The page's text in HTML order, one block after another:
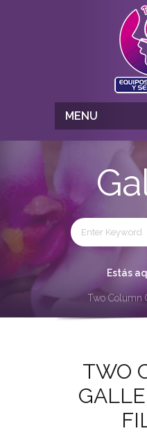
MENU
Estás
Two Column
TWO